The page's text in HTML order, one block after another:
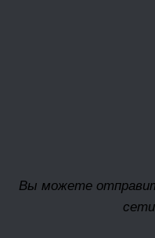
Вы можете
сети